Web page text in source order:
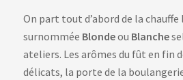
On part tout d’abord de la chauffe
surnommée Blondeou Blanche
ateliers. Les arômes du fût en fin
délicats, la porte de la